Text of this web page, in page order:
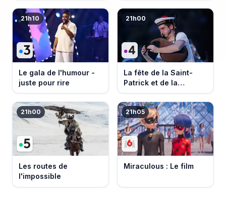
21h10
Le gala de l'humour -
juste pour rire
21h00
La fête de la Saint-
Patrick et de la
Bretagne
21h00
Les routes de
l'impossible
21h05
Miraculous : Le film